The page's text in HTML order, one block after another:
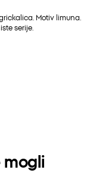
Motiv limuna.
serije.
mogli